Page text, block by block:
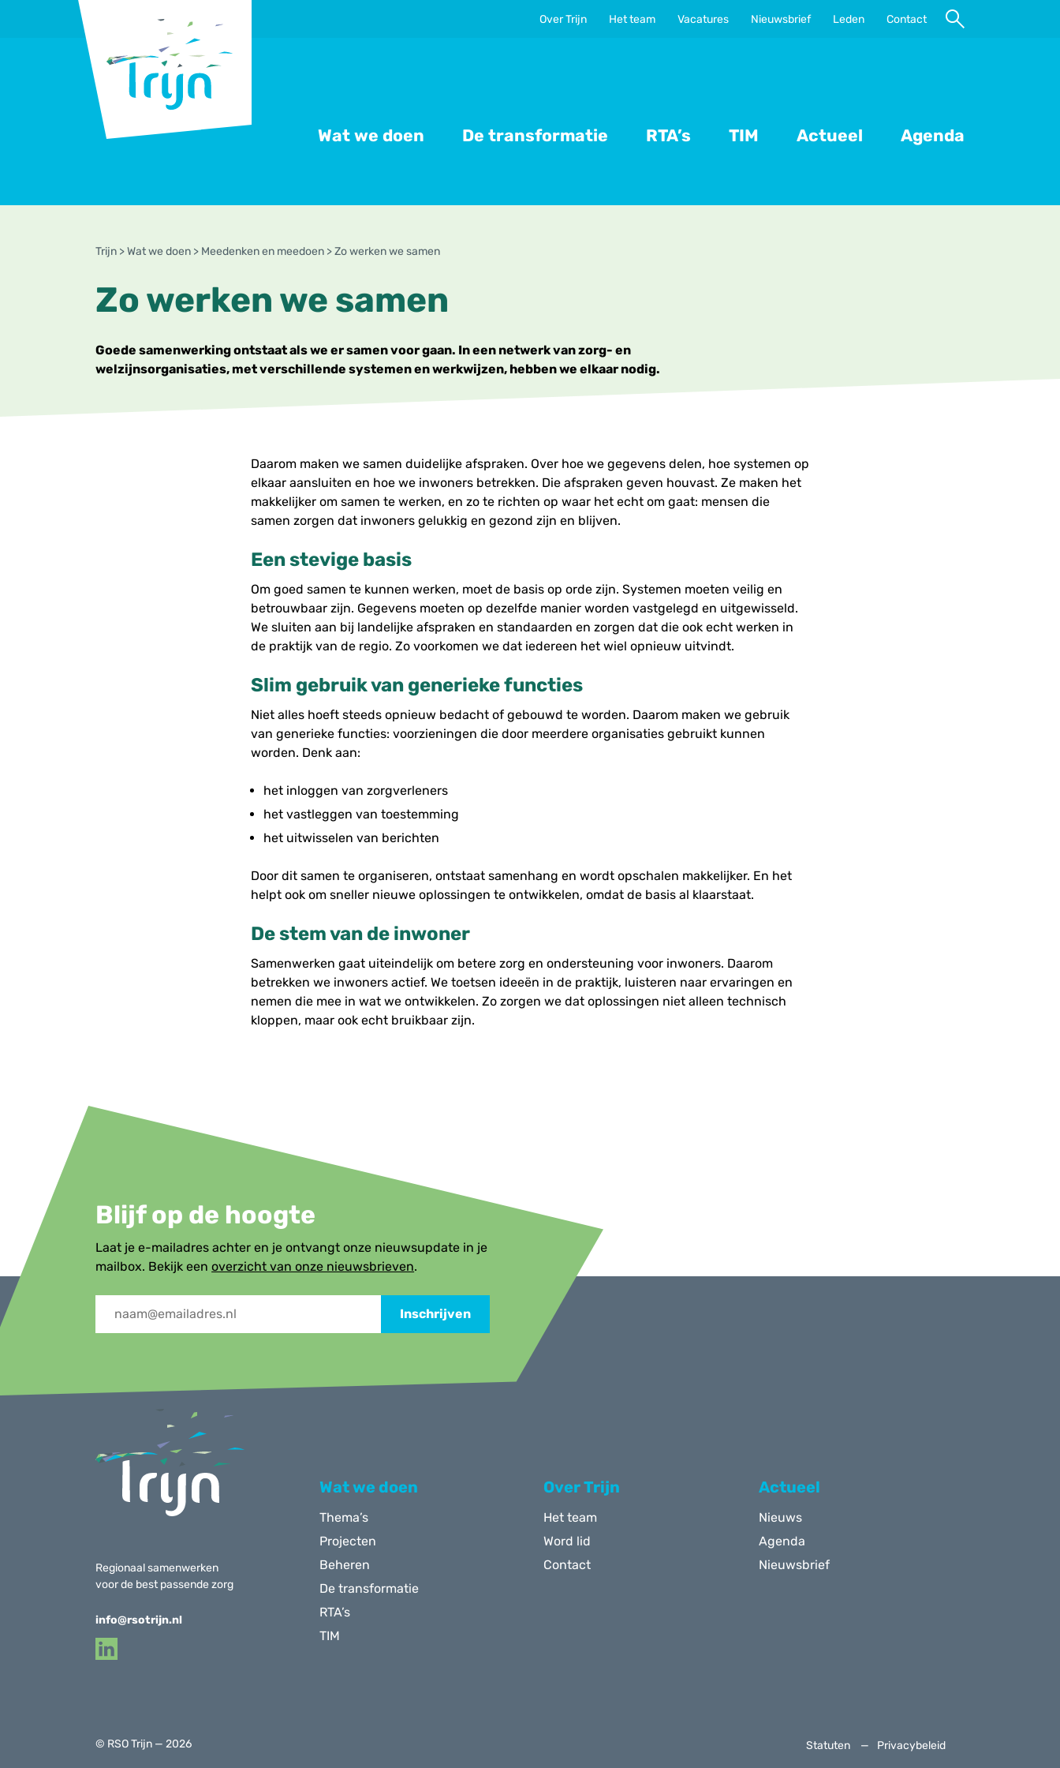
Wat we doen De transformatie RTA’s TIM Actueel Agenda
Over Trijn Het team Vacatures Nieuwsbrief Leden Contact
Naar
Trijn >Wat we doen > Meedenken en meedoen >Zo werken we samen
Zo werken we samen
Goede samenwerking ontstaat als we er samen voor gaan. In een netwerk van zorg- en
welzijnsorganisaties, met verschillende systemen en werkwijzen, hebben we elkaar nodig.
Daarom maken we samen duidelijke afspraken. Over hoe we gegevens delen, hoe systemen op
elkaar aansluiten en hoe we inwoners betrekken. Die afspraken geven houvast. Ze maken het
makkelijker om samen te werken, en zo te richten op waar het echt om gaat: mensen die
samen zorgen dat inwoners gelukkig en gezond zijn en blijven.
Een stevige basis
Om goed samen te kunnen werken, moet de basis op orde zijn. Systemen moeten veilig en
betrouwbaar zijn. Gegevens moeten op dezelfde manier worden vastgelegd en uitgewisseld.
We sluiten aan bij landelijke afspraken en standaarden en zorgen dat die ook echt werken in
de praktijk van de regio. Zo voorkomen we dat iedereen het wiel opnieuw uitvindt.
Slim gebruik van generieke functies
Niet alles hoeft steeds opnieuw bedacht of gebouwd te worden. Daarom maken we gebruik
van generieke functies: voorzieningen die door meerdere organisaties gebruikt kunnen
worden. Denk aan:
het inloggen van zorgverleners
het vastleggen van toestemming
het uitwisselen van berichten
Door dit samen te organiseren, ontstaat samenhang en wordt opschalen makkelijker. En het
helpt ook om sneller nieuwe oplossingen te ontwikkelen, omdat de basis al klaarstaat.
De stem van de inwoner
Samenwerken gaat uiteindelijk om betere zorg en ondersteuning voor inwoners. Daarom
betrekken we inwoners actief. We toetsen ideeën in de praktijk, luisteren naar ervaringen en
nemen die mee in wat we ontwikkelen. Zo zorgen we dat oplossingen niet alleen technisch
kloppen, maar ook echt bruikbaar zijn.
Blijf op de hoogte
Laat je e-mailadres achter en je ontvangt onze nieuwsupdate in je
mailbox. Bekijk eenoverzicht van onze nieuwsbrieven.
Inschrijven
Regionaal samenwerken
voor de best passende zorg
info@rsotrijn.nl
Wat we doen
Thema’s
Projecten
Beheren
De transformatie
RTA’s
TIM
Over Trijn
Het team
Word lid
Contact
Actueel
Nieuws
Agenda
Nieuwsbrief
Statuten Privacybeleid
© RSO Trijn — 2026